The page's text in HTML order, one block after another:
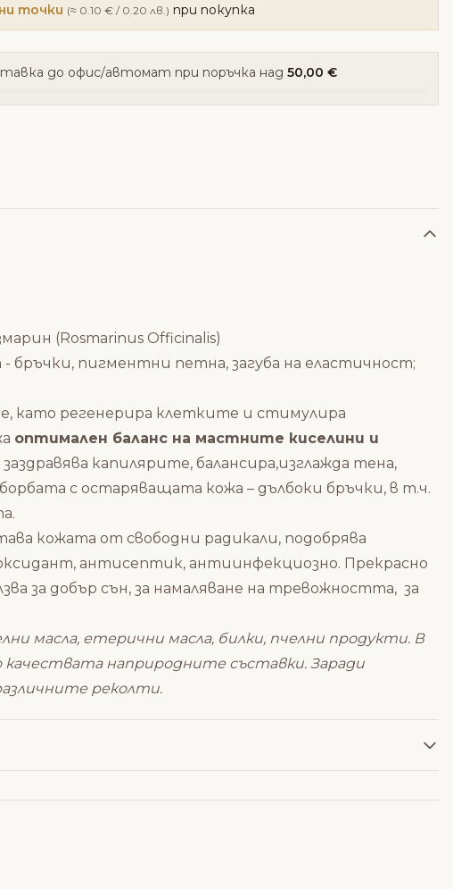
точки (≈ 0.10 € / 0.20 лв.) при покупка
до офис/автомат при поръчка над 50,00 €
(Rosmarinus Officinalis)
пигментни петна, загуба на еластичност;
като регенерира клетките и стимулира
оптимален баланс на мастните киселини и
капилярите, балансира,изглажда тена,
с остаряващата кожа – дълбоки бръчки, в т.ч.
кожата от свободни радикали, подобрява
антисептик, антиинфекциозно. Прекрасно
за добър сън, за намаляване на тревожността, за
масла, етерични масла, билки, пчелни продукти. В
наприродните съставки. Заради
реколти.